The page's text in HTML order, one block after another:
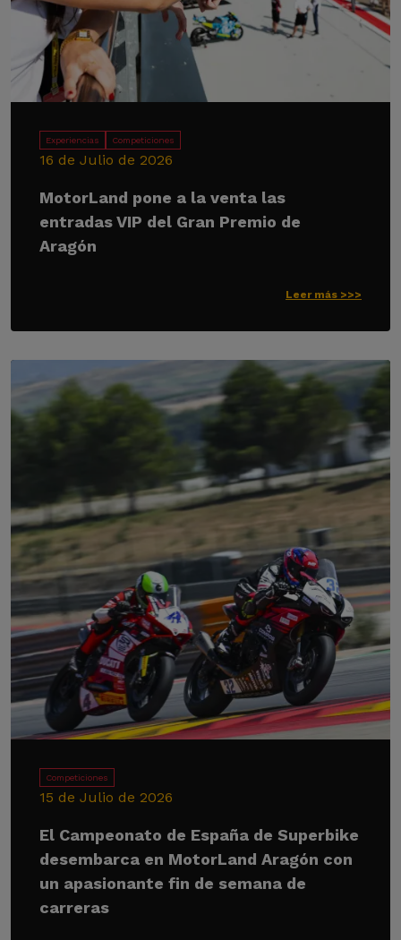
Experiencias Competiciones
16 de Julio de 2026
MotorLand pone a la venta las
entradas VIP del Gran Premio de
Aragón
Leer más >>>
Competiciones
15 de Julio de 2026
El Campeonato de España de Superbike
desembarca en MotorLand Aragón con
un apasionante fin de semana de
carreras